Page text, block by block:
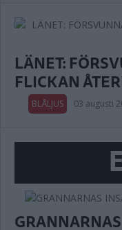
LÄNET:
FLICKAN
BLÅLJUS 03 augusti